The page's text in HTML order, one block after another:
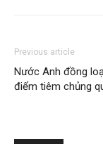
Previous article
Nước Anh đồng
điểm tiêm chủng